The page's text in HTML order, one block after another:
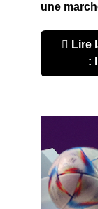
une
Lire
: